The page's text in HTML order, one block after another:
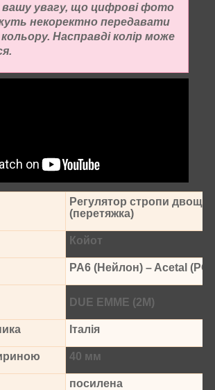
увагу, що цифрові фото
некоректно передавати
Насправді колір може
Регулятор стропи
(перетяжка)
Койот
PA6 (Нейлон) – Acetal
DUE EMME (2M)
Італія
40 мм
посилена